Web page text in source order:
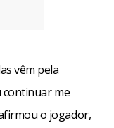
vêm pela
continuar me
o jogador,